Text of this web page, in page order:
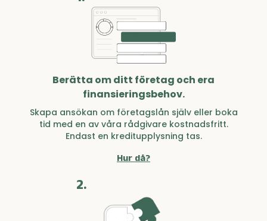
Berätta om ditt företag och era
finansieringsbehov.
Skapa ansökan om företagslån själv eller boka
tid med en av våra rådgivare kostnadsfritt.
Endast en kreditupplysning tas.
Hur då?
2.